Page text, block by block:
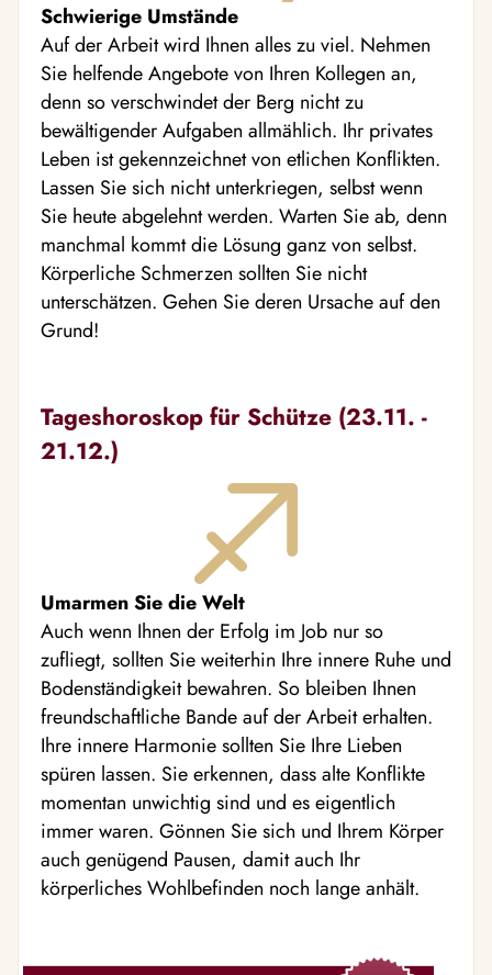
Schwierige Umstände
Auf der Arbeit wird Ihnen alles zu viel. Nehmen
Sie helfende Angebote von Ihren Kollegen an,
denn so verschwindet der Berg nicht zu
bewältigender Aufgaben allmählich. Ihr privates
Leben ist gekennzeichnet von etlichen Konflikten.
Lassen Sie sich nicht unterkriegen, selbst wenn
Sie heute abgelehnt werden. Warten Sie ab, denn
manchmal kommt die Lösung ganz von selbst.
Körperliche Schmerzen sollten Sie nicht
unterschätzen. Gehen Sie deren Ursache auf den
Grund!
Tageshoroskop für Schütze (23.11. -
21.12.)
Umarmen Sie die Welt
Auch wenn Ihnen der Erfolg im Job nur so
zufliegt, sollten Sie weiterhin Ihre innere Ruhe und
Bodenständigkeit bewahren. So bleiben Ihnen
freundschaftliche Bande auf der Arbeit erhalten.
Ihre innere Harmonie sollten Sie Ihre Lieben
spüren lassen. Sie erkennen, dass alte Konflikte
momentan unwichtig sind und es eigentlich
immer waren. Gönnen Sie sich und Ihrem Körper
auch genügend Pausen, damit auch Ihr
körperliches Wohlbefinden noch lange anhält.